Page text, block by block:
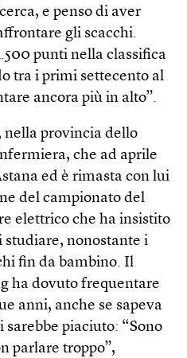
e penso di aver
gli scacchi.
punti nella classifica
tra i primi settecento al
ancora più in alto”.
nella provincia dello
che ad aprile
ed è rimasta con lui
del campionato del
elettrico che ha insistito
studiare, nonostante i
fin da bambino. Il
ha dovuto frequentare
anni, anche se sapeva
piaciuto: “Sono
parlare troppo”,